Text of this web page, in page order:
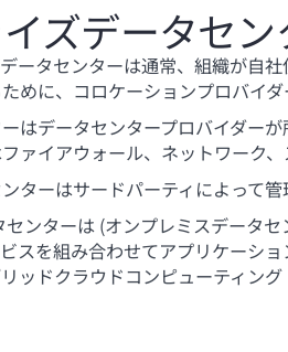
ズデータセ
ータセンターは通常、組織が自
めに、コロケーションプロバイ
はデータセンタープロバイダー
ァイアウォール、ネットワーク
ターはサードパーティによって
ンターは (オンプレミスデータ
スを組み合わせてアプリケーシ
ッドクラウドコンピューティング